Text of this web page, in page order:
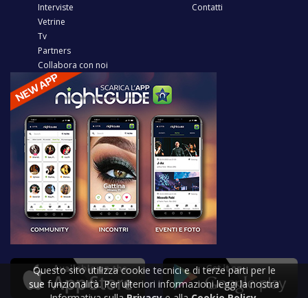
Interviste
Vetrine
Tv
Partners
Collabora con noi
Contatti
Questo sito utilizza cookie tecnici e di terze parti per le
sue funzionalità. Per ulteriori informazioni leggi la nostra